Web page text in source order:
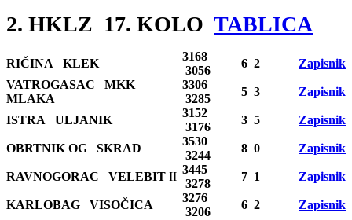
2. HKLZ 17. KOLO TABLICA
RIČINA KLEK
3168
3056
6 2
Zapisnik
VATROGASAC MKK
MLAKA
3306
3285
5 3 Zapisnik
ISTRA ULJANIK
3152
3176
3 5 Zapisnik
OBRTNIK OG SKRAD
3530
3244
8 0 Zapisnik
RAVNOGORAC VELEBIT II
3445
3278
7 1 Zapisnik
KARLOBAG VISOČICA
3276
3206
6 2 Zapisnik